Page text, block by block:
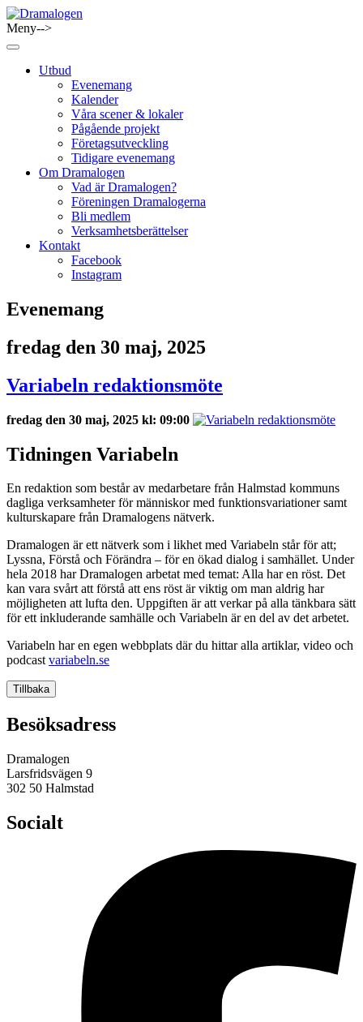
Skip
to
content
Meny-->
Utbud
Evenemang
Kalender
Våra scener & lokaler
Pågående projekt
Företagsutveckling
Tidigare evenemang
Om Dramalogen
Vad är Dramalogen?
Föreningen Dramalogerna
Bli medlem
Verksamhetsberättelser
Kontakt
Facebook
Instagram
Evenemang
fredag den 30 maj, 2025
Variabeln redaktionsmöte
fredag den 30 maj, 2025 kl: 09:00
Tidningen Variabeln
En redaktion som består av medarbetare från Halmstad kommuns
dagliga verksamheter för människor med funktionsvariationer samt
kulturskapare från Dramalogens nätverk.
Dramalogen är ett nätverk som i likhet med Variabeln står för att;
Lyssna, Förstå och Förändra – för en ökad dialog i samhället. Under
hela 2018 har Dramalogen arbetat med temat: Alla har en röst. Det
kan vara svårt att förstå att ens röst är viktig om man aldrig har
möjligheten att lufta den. Uppgiften är att verkar på alla tänkbara sätt
för ett inkluderande samhälle och Variabeln är en del av det arbetet.
Variabeln har en egen webbplats där du hittar alla artiklar, video och
podcastvariabeln.se
Tillbaka
Besöksadress
Dramalogen
Larsfridsvägen 9
302 50 Halmstad
Socialt